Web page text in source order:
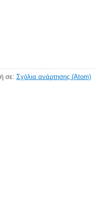
σε: Σχόλια ανάρτησης (Atom)